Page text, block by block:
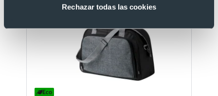
Rechazar todas las cookies
Eco